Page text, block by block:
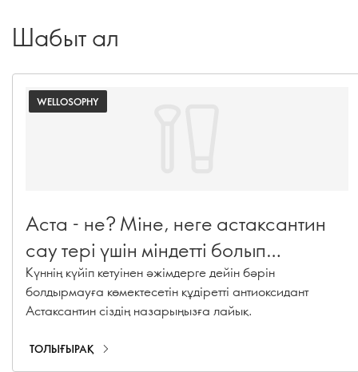
Шабыт ал
WELLOSOPHY
Аста - не? Міне, неге астаксантин
сау тері үшін міндетті болып
табылады
Күннің күйіп кетуінен әжімдерге дейін бәрін
болдырмауға көмектесетін құдіретті антиоксидант
Астаксантин сіздің назарыңызға лайық.
ТОЛЫҒЫРАҚ